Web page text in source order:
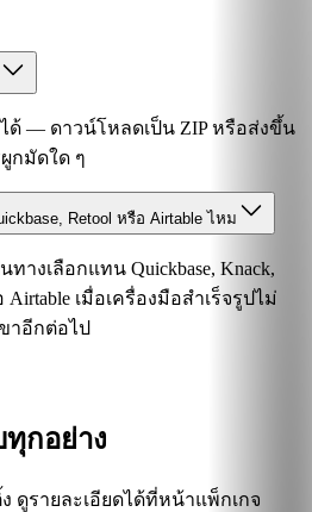
ด้ — ดาวน์โหลดเป็น ZIP หรือส่งขึ้น
กมัดใด ๆ
Retool หรือ Airtable ไหม
ทางเลือกแทน Quickbase, Knack,
Airtable เมื่อเครื่องมือสำเร็จรูปไม่
าอีกต่อไป
ทุกอย่าง
ดูรายละเอียดได้ที่หน้าแพ็กเกจ